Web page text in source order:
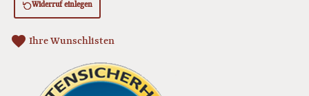
Widerruf einlegen
favorite Ihre Wunschlisten